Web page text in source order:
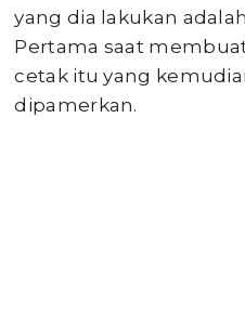
yang dia lakukan
Pertama saat
cetak itu yang
dipamerkan.